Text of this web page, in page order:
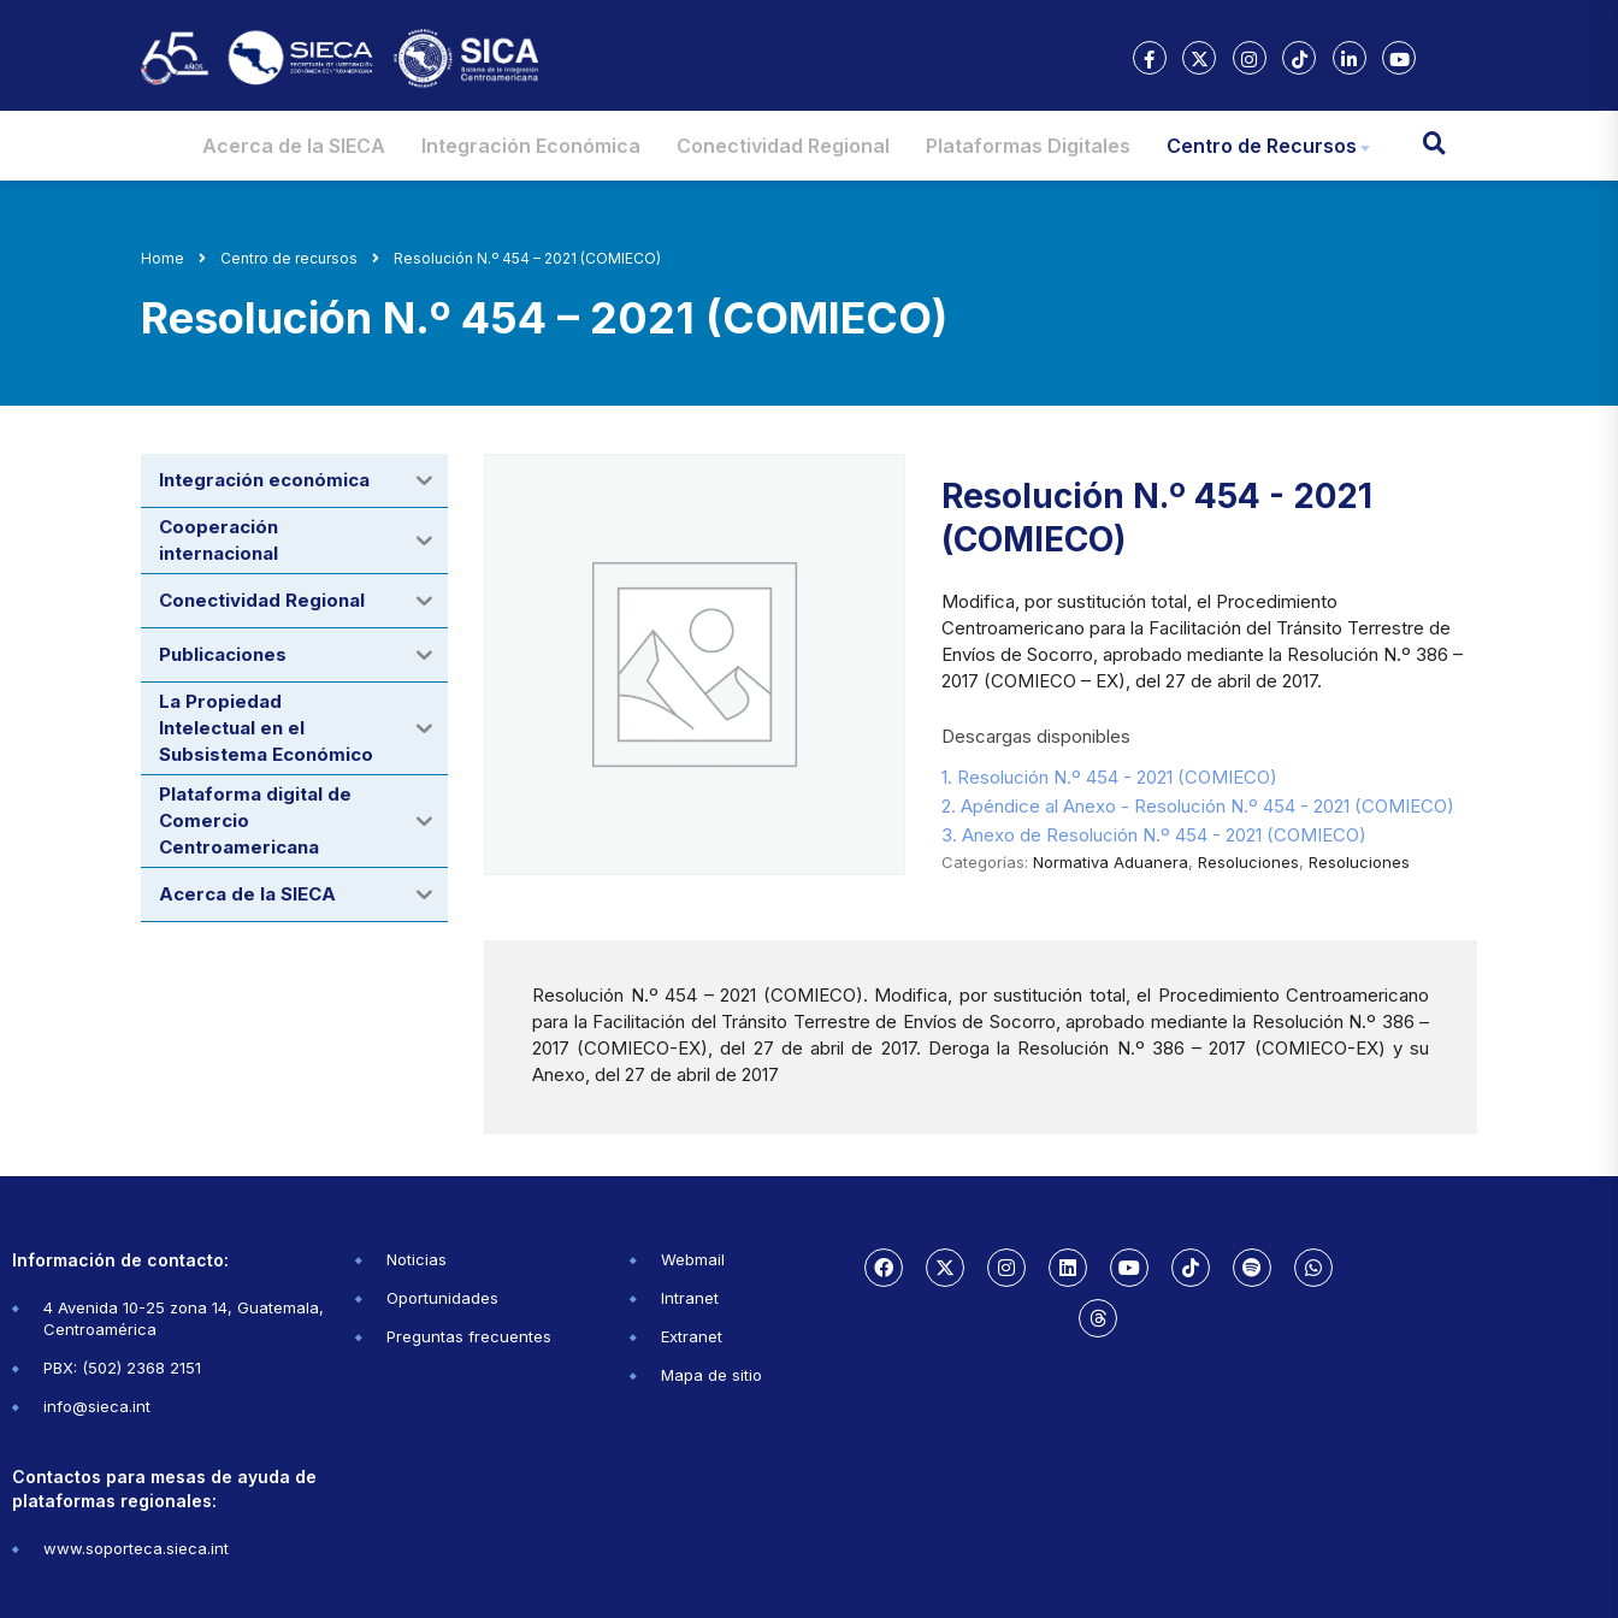
Acerca de la SIECA Integración Económica Conectividad Regional Plataformas Digitales Centro de Recursos
Home Centro de recursos Resolución N.º 454 – 2021 (COMIECO)
Resolución N.º 454 – 2021 (COMIECO)
Resolución N.º 454 - 2021
(COMIECO)
Modifica, por sustitución total, el Procedimiento
Centroamericano para la Facilitación del Tránsito Terrestre de
Envíos de Socorro, aprobado mediante la Resolución N.º 386 –
2017 (COMIECO – EX), del 27 de abril de 2017.
Descargas disponibles
1. Resolución N.º 454 - 2021 (COMIECO)
2. Apéndice al Anexo - Resolución N.º 454 - 2021 (COMIECO)
3. Anexo de Resolución N.º 454 - 2021 (COMIECO)
Categorías: Normativa Aduanera, Resoluciones, Resoluciones
Resolución N.º 454 – 2021 (COMIECO). Modifica, por sustitución total, el Procedimiento Centroamericano
para la Facilitación del Tránsito Terrestre de Envíos de Socorro, aprobado mediante la Resolución N.º 386 –
2017 (COMIECO-EX), del 27 de abril de 2017. Deroga la Resolución N.º 386 – 2017 (COMIECO-EX) y su
Anexo, del 27 de abril de 2017
Integración económica
Cooperación
internacional
Conectividad Regional
Publicaciones
La Propiedad
Intelectual en el
Subsistema Económico
Plataforma digital de
Comercio
Centroamericana
Acerca de la SIECA
Información de contacto:
4 Avenida 10-25 zona 14, Guatemala,
Centroamérica
PBX: (502) 2368 2151
info@sieca.int
Contactos para mesas de ayuda de
plataformas regionales:
www.soporteca.sieca.int
Noticias
Oportunidades
Preguntas frecuentes
Webmail
Intranet
Extranet
Mapa de sitio